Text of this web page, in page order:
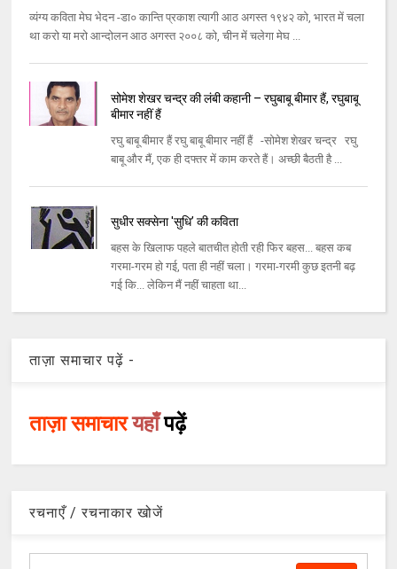
व्यंग्य कविता मेघ भेदन -डा० कान्ति प्रकाश त्यागी आठ अगस्त १९४२ को, भारत में चला
था करो या मरो आन्दोलन आठ अगस्त २००८ को, चीन में चलेगा मेघ ...
सोमेश शेखर चन्द्र की लंबी कहानी – रघुबाबू बीमार हैं, रघुबाबू
बीमार नहीं हैं
रघु बाबू बीमार हैं रघु बाबू बीमार नहीं हैं -सोमेश शेखर चन्द्र रघु
बाबू और मैं, एक ही दफ्तर में काम करते हैं। अच्छी बैठती है ...
सुधीर सक्सेना 'सुधि’ की कविता
बहस के खिलाफ पहले बातचीत होती रही फिर बहस... बहस कब
गरमा-गरम हो गई, पता ही नहीं चला। गरमा-गरमी कुछ इतनी बढ़
गई कि... लेकिन मैं नहीं चाहता था...
ताज़ा समाचार पढ़ें -
ताज़ा समाचारयहाँपढ़ें
रचनाएँ / रचनाकार खोजें